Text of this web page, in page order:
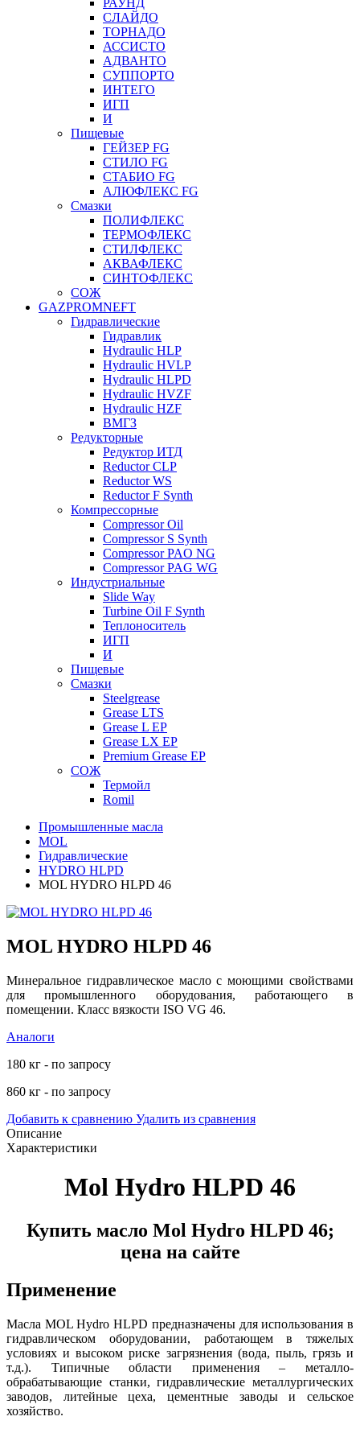
РАУНД
СЛАЙДО
ТОРНАДО
АССИСТО
АДВАНТО
СУППОРТО
ИНТЕГО
ИГП
И
Пищевые
ГЕЙЗЕР FG
СТИЛО FG
СТАБИО FG
АЛЮФЛЕКС FG
Смазки
ПОЛИФЛЕКС
ТЕРМОФЛЕКС
СТИЛФЛЕКС
АКВАФЛЕКС
СИНТОФЛЕКС
СОЖ
GAZPROMNEFT
Гидравлические
Гидравлик
Hydraulic HLP
Hydraulic HVLP
Hydraulic HLPD
Hydraulic HVZF
Hydraulic HZF
ВМГЗ
Редукторные
Редуктор ИТД
Reductor CLP
Reductor WS
Reductor F Synth
Компрессорные
Compressor Oil
Compressor S Synth
Compressor PAO NG
Compressor PAG WG
Индустриальные
Slide Way
Turbine Oil F Synth
Теплоноситель
ИГП
И
Пищевые
Смазки
Steelgrease
Grease LTS
Grease L EP
Grease LX EP
Premium Grease EP
СОЖ
Термойл
Romil
Промышленные масла
MOL
Гидравлические
HYDRO HLPD
MOL HYDRO HLPD 46
MOL HYDRO HLPD 46
Минеральное гидравлическое масло с моющими свойствами
для промышленного оборудования, работающего в
помещении. Класс вязкости ISO VG 46.
Аналоги
180 кг - по запросу
860 кг - по запросу
Добавить к сравнению Удалить из сравнения
Описание
Характеристики
Mol Hydro HLPD 46
Купить масло Mol Hydro HLPD 46;
цена на сайте
Применение
Масла MOL Hydro HLPD предназначены для использования в
гидравлическом оборудовании, работающем в тяжелых
условиях и высоком риске загрязнения (вода, пыль, грязь и
т.д.). Типичные области применения – металло-
обрабатывающие станки, гидравлические металлургических
заводов, литейные цеха, цементные заводы и сельское
хозяйство.